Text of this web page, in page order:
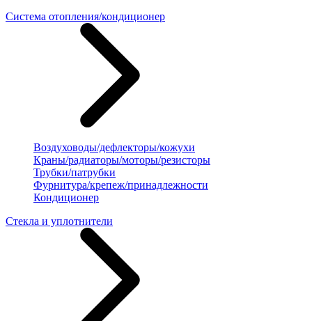
Система отопления/кондиционер
Воздуховоды/дефлекторы/кожухи
Краны/радиаторы/моторы/резисторы
Трубки/патрубки
Фурнитура/крепеж/принадлежности
Кондиционер
Стекла и уплотнители